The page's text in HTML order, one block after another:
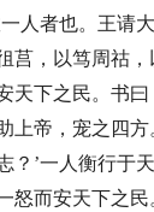
人者也。王请
莒，以笃周祜，
天下之民。书曰
上帝，宠之四
？’一人衡行于
怒而安天下之